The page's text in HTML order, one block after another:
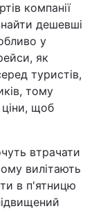
компанії
дешевші
у
як
туристів,
тому
ціни, щоб
втрачати
вилітають
в п'ятницю